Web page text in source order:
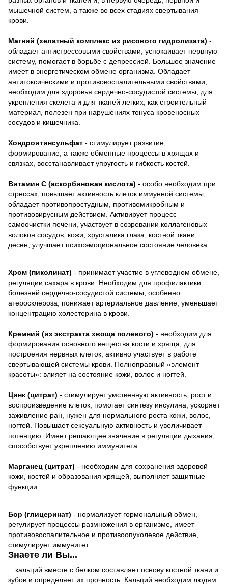
мышечной систем, а также во всех стадиях свертывания
крови.
Магний (хелатный комплекс из рисового гидролизата) -
обладает антистрессовыми свойствами, успокаивает нервную
систему, помогает в борьбе с депрессией. Большое значение
имеет в энергетическом обмене организма. Обладает
антитоксическими и противовоспалительными свойствами,
необходим для здоровья сердечно-сосудистой системы, для
укрепления скелета и для тканей легких, как строительный
материал, полезен при нарушениях тонуса кровеносных
сосудов и кишечника.
Хондроитинсульфат - стимулирует развитие,
формирование, а также обменные процессы в хрящах и
связках, восстанавливает упругость и гибкость костей.
Витамин С (аскорбиновая кислота) - особо необходим при
стрессах, повышает активность клеток иммунной системы,
обладает противопростудным, противомикробным и
противовирусным действием. Активирует процесс
самоочистки печени, участвует в созревании коллагеновых
волокон сосудов, кожи, хрусталика глаза, костной ткани,
десен, улучшает психоэмоциональное состояние человека.
Хром (пиколинат) - принимает участие в углеводном обмене,
регуляции сахара в крови. Необходим для профилактики
болезней сердечно-сосудистой системы, особенно
атеросклероза, понижает артериальное давление, уменьшает
концентрацию холестерина в крови.
Кремний (из экстракта хвоща полевого) - необходим для
формирования основного вещества кости и хряща, для
построения нервных клеток, активно участвует в работе
свертывающей системы крови. Полноправный «элемент
красоты»: влияет на состояние кожи, волос и ногтей.
Цинк (цитрат) - стимулирует умственную активность, рост и
воспроизведение клеток, помогает синтезу инсулина, ускоряет
заживление ран, нужен для нормального роста кожи, волос,
ногтей. Повышает сексуальную активность и увеличивает
потенцию. Имеет решающее значение в регуляции дыхания,
способствует укреплению иммунитета.
Марганец (цитрат) - необходим для сохранения здоровой
кожи, костей и образования хрящей, выполняет защитные
функции.
Бор (глицеринат) - нормализует гормональный обмен,
регулирует процессы размножения в организме, имеет
противовоспалительное и противоопухолевое действие,
стимулирует иммунитет.
Знаете ли Вы...
…кальций вместе с белком составляет основу костной ткани и
зубов и определяет их прочность. Кальций необходим людям